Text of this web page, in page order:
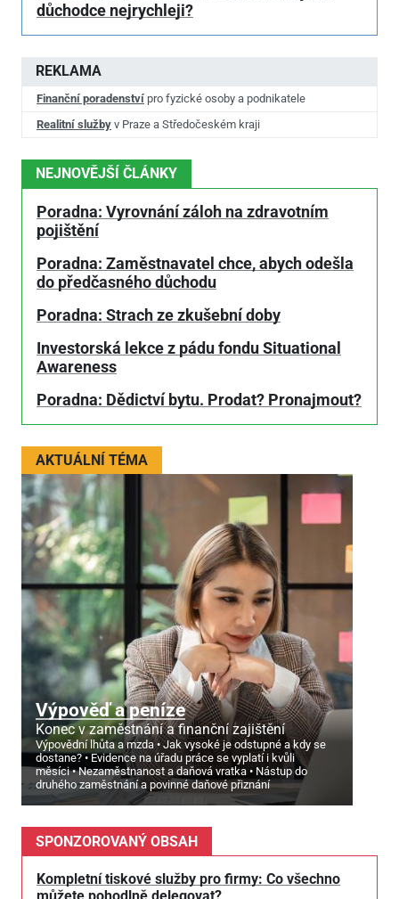
REKLAMA
Finanční poradenství pro fyzické osoby a podnikatele
Realitní služby v Praze a Středočeském kraji
NEJNOVĚJŠÍ ČLÁNKY
Poradna: Vyrovnání záloh na zdravotním
pojištění
Poradna: Zaměstnavatel chce, abych odešla
do předčasného důchodu
Poradna: Strach ze zkušební doby
Investorská lekce z pádu fondu Situational
Awareness
Poradna: Dědictví bytu. Prodat? Pronajmout?
AKTUÁLNÍ TÉMA
Výpověď a peníze
Konec v zaměstnání a finanční zajištění
Výpovědní lhůta a mzda
Jak vysoké je odstupné a kdy se
dostane?
Evidence na úřadu práce se vyplatí i kvůli
měsíci
Nezaměstnanost a daňová vratka
Nástup do
druhého zaměstnání a povinné daňové přiznání
důchodce nejrychleji?
SPONZOROVANÝ OBSAH
Kompletní tiskové služby pro firmy: Co všechno